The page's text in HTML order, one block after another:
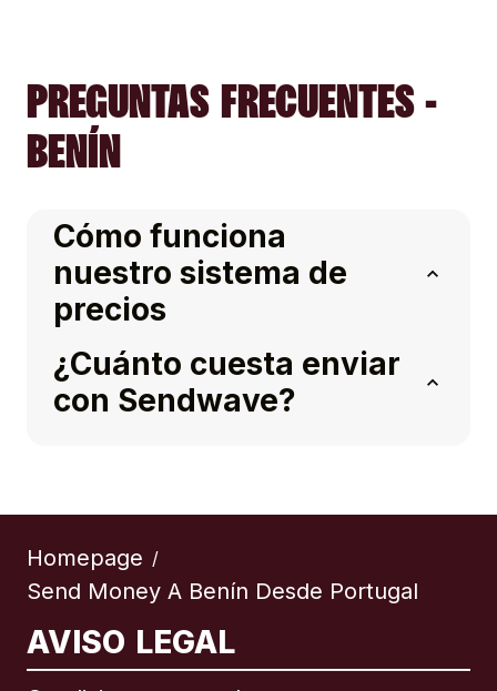
PREGUNTAS FRECUENTES -
BENÍN
Cómo funciona
nuestro sistema de
precios
¿Cuánto cuesta enviar
con Sendwave?
Homepage /
Send Money A Benín Desde Portugal
AVISO LEGAL